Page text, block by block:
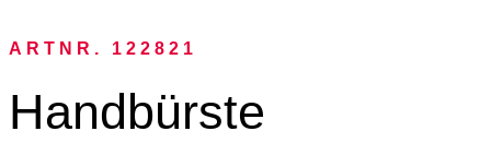
ARTNR. 122821
Handbürste